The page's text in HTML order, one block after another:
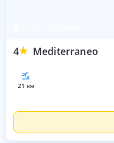
4 Mediterraneo
21 км